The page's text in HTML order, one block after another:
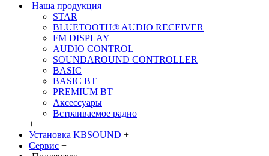
Наша продукция
STAR
BLUETOOTH® AUDIO RECEIVER
FM DISPLAY
AUDIO CONTROL
SOUNDAROUND CONTROLLER
BASIC
BASIC BT
PREMIUM BT
Аксессуары
Встраиваемое радио
+
Установка KBSOUND +
Сервис +